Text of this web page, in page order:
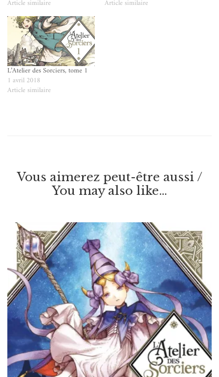
Article similaire Article similaire
L’Atelier des Sorciers, tome 1
1 avril 2018
Article similaire
Vous aimerez peut-être aussi /
You may also like…